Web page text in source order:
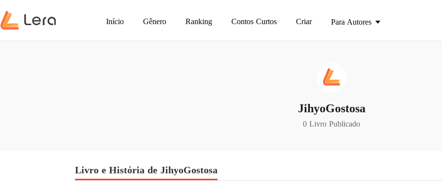
Início Gênero Ranking Contos Curtos Criar Para Autores
JihyoGostosa
0 Livro Publicado
Livro e História de JihyoGostosa